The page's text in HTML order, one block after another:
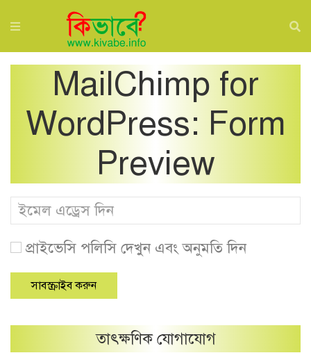
MailChimp for
WordPress: Form
Preview
প্রাইভেসি পলিসি দেখুন এবং অনুমতি দিন
তাৎক্ষণিক যোগাযোগ